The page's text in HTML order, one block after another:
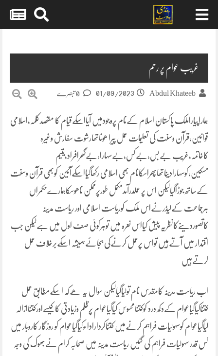
غریب عوام پر رحم
Abdul Khateeb
01/09/2023
ہماراپیاراملک پاکستان اسلام کےنام پروجودمیں آیااسکےقیام کا مقصدکلمہ،اسلامی
قوانین،قرآن وسنت کی تعلیمات عمل پیرا ھوناتھارشوت سفارش وغیرہ
کاخاتمہ,غریب بےبس،بےکس،بےسہارا،بےگھرافراد،یتیم
مسکین،کوسہارادیناتھاپھراسکانام بھی اسلامی رکھاگیااسکےآئین کوبھی قرآن وسنت
کےساتھ جوڑاگیالیکن اس پر عملدرآمدمکمل طورپرممکن ناھوسکاہمارےحکمراں
ہرجماعت کےلیڈرنےاس ملک کوریاست اسلامی اور ریاست مدینہ
کاتصوردینےکانظریہ پیش کیااس نعرہ میں توہرکوئی صف اول میں ہےلیکن جب
اقتدار میں آتےہیں تواس پرعمل کرنےکی بجائےہمیشہ اسکےبرخلاف عمل
کرتےہیں
اب ریاست مدینہ کامقدس نام تولیاگیالیکن سوال یہ ھےکہ اسکےمطابق عمل
کتناکیاگیاعوام کےدکھ درد کوکتنامحسوس کیاگیاعوام پرظلم وزیادتی کاکیسےاورکتناازالہ
کیاگیاعوام کوسہولیات فراہم کرنےمیں کتناکرداراداءکیاگیاعوام کو روزگار کاروبار میں
کس قدر سہولیات فراہم کی گئیں ریاست مدینہ میں صحابہ کرام نےبھوک کی وجہ